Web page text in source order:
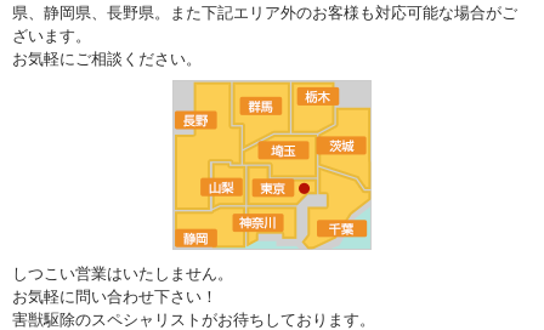
県、静岡県、長野県。また下記エリア外のお客様も対応可能な場合がご
ざいます。
お気軽にご相談ください。
しつこい営業はいたしません。
お気軽に問い合わせ下さい！
害獣駆除のスペシャリストがお待ちしております。